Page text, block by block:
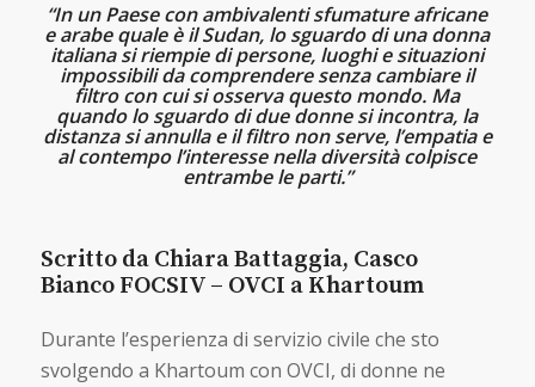
“In un Paese con ambivalenti sfumature africane
e arabe quale è il Sudan, lo sguardo di una donna
italiana si riempie di persone, luoghi e situazioni
impossibili da comprendere senza cambiare il
filtro con cui si osserva questo mondo. Ma
quando lo sguardo di due donne si incontra, la
distanza si annulla e il filtro non serve, l’empatia e
al contempo l’interesse nella diversità colpisce
entrambe le parti.”
Scritto da Chiara Battaggia, Casco
Bianco FOCSIV – OVCI a Khartoum
Durante l’esperienza di servizio civile che sto
svolgendo a Khartoum con OVCI, di donne ne